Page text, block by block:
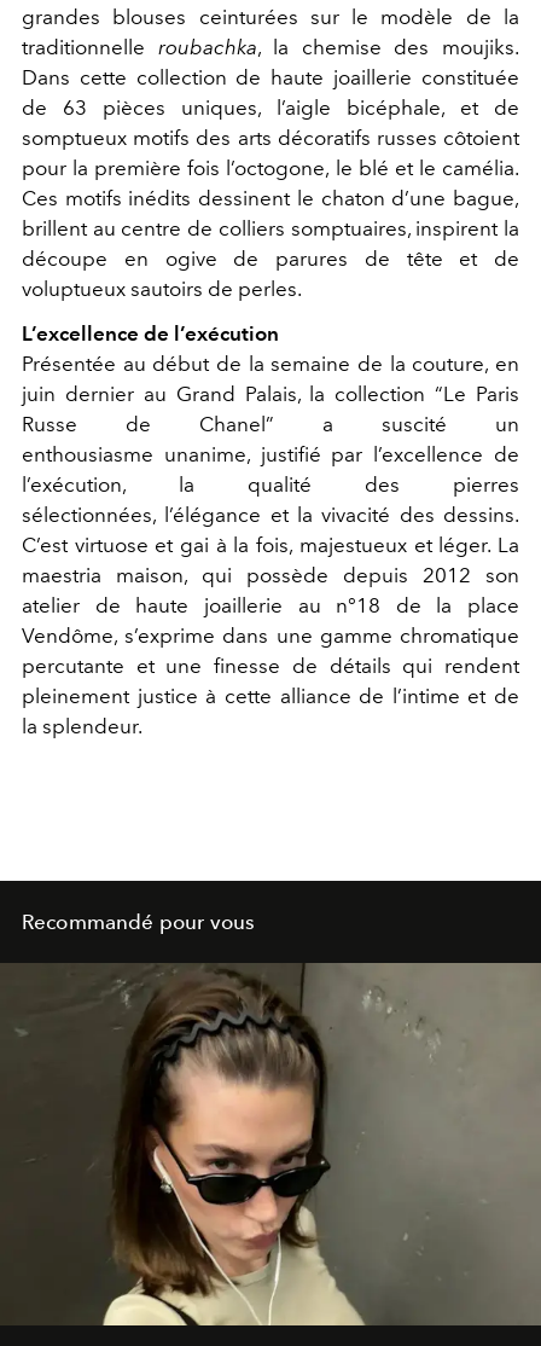
grandes blouses ceinturées sur le modèle de la
traditionnelle roubachka, la chemise des moujiks.
Dans cette collection de haute joaillerie constituée
de 63 pièces uniques, l’aigle bicéphale, et de
somptueux motifs des arts décoratifs russes côtoient
pour la première fois l’octogone, le blé et le camélia.
Ces motifs inédits dessinent le chaton d’une bague,
brillent au centre de colliers somptuaires, inspirent la
découpe en ogive de parures de tête et de
voluptueux sautoirs de perles.
L’excellence de l’exécution
Présentée au début de la semaine de la couture, en
juin dernier au Grand Palais, la collection “Le Paris
Russe de Chanel” a suscité un
enthousiasme unanime, justifié par l’excellence de
l’exécution, la qualité des pierres
sélectionnées, l’élégance et la vivacité des dessins.
C’est virtuose et gai à la fois, majestueux et léger. La
maestria maison, qui possède depuis 2012 son
atelier de haute joaillerie au n°18 de la place
Vendôme, s’exprime dans une gamme chromatique
percutante et une finesse de détails qui rendent
pleinement justice à cette alliance de l’intime et de
la splendeur.
Recommandé pour vous